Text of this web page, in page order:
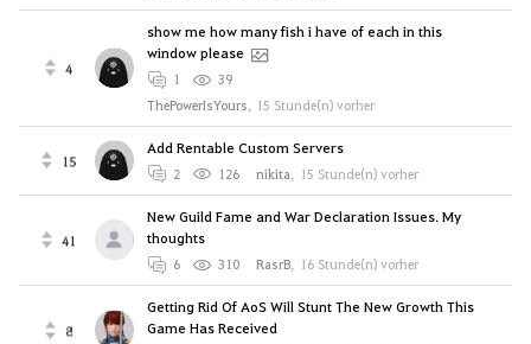
4
show me how many fish i have of each in this
window please
1
39
ThePowerIsYours, 15 Stunde(n) vorher
15
Add Rentable Custom Servers
2 126 nikitа, 15 Stunde(n) vorher
41
New Guild Fame and War Declaration Issues. My
thoughts
6 310 RasrB, 16 Stunde(n) vorher
8
Getting Rid Of AoS Will Stunt The New Growth This
Game Has Received